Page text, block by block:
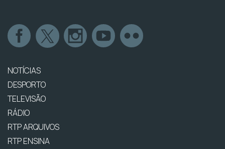
NOTÍCIAS
DESPORTO
TELEVISÃO
RÁDIO
RTP ARQUIVOS
RTP ENSINA